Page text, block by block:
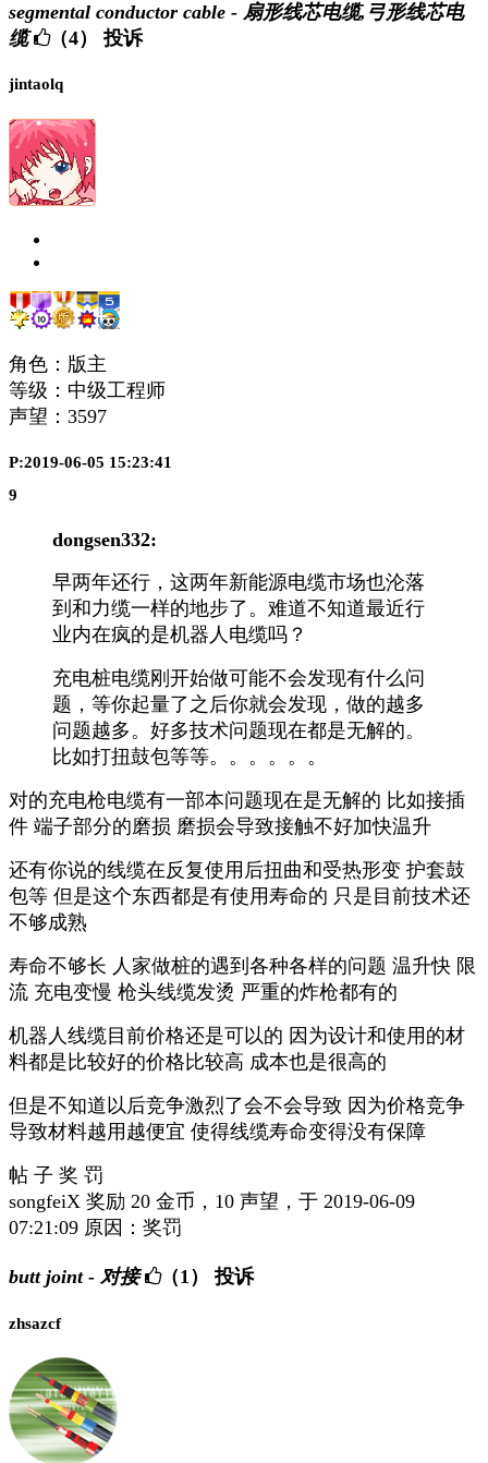
segmental conductor cable - 扇形线芯电缆,弓形线芯电
缆
（4） 投诉
jintaolq
角色：版主
等级：中级工程师
声望： 3597
P:2019-06-05 15:23:41
9
dongsen332:
早两年还行，这两年新能源电缆市场也沦落
到和力缆一样的地步了。难道不知道最近行
业内在疯的是机器人电缆吗？
充电桩电缆刚开始做可能不会发现有什么问
题，等你起量了之后你就会发现，做的越多
问题越多。好多技术问题现在都是无解的。
比如打扭鼓包等等。。。。。。
对的充电枪电缆有一部本问题现在是无解的 比如接插
件 端子部分的磨损 磨损会导致接触不好加快温升
还有你说的线缆在反复使用后扭曲和受热形变 护套鼓
包等 但是这个东西都是有使用寿命的 只是目前技术还
不够成熟
寿命不够长 人家做桩的遇到各种各样的问题 温升快 限
流 充电变慢 枪头线缆发烫 严重的炸枪都有的
机器人线缆目前价格还是可以的 因为设计和使用的材
料都是比较好的价格比较高 成本也是很高的
但是不知道以后竞争激烈了会不会导致 因为价格竞争
导致材料越用越便宜 使得线缆寿命变得没有保障
帖 子 奖 罚
songfeiX 奖励 20 金币，10 声望，于 2019-06-09
07:21:09 原因：奖罚
butt joint - 对接 （1） 投诉
zhsazcf